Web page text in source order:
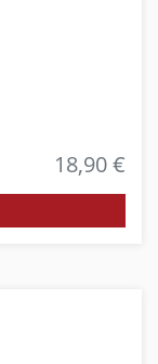
18,90 €